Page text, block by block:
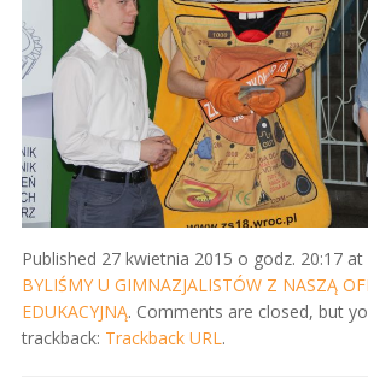
Published 27 kwietnia 2015 o godz. 20:17at
BYLIŚMY U GIMNAZJALISTÓW Z NASZĄ
EDUKACYJNĄ. Comments are closed, but
trackback: Trackback URL .